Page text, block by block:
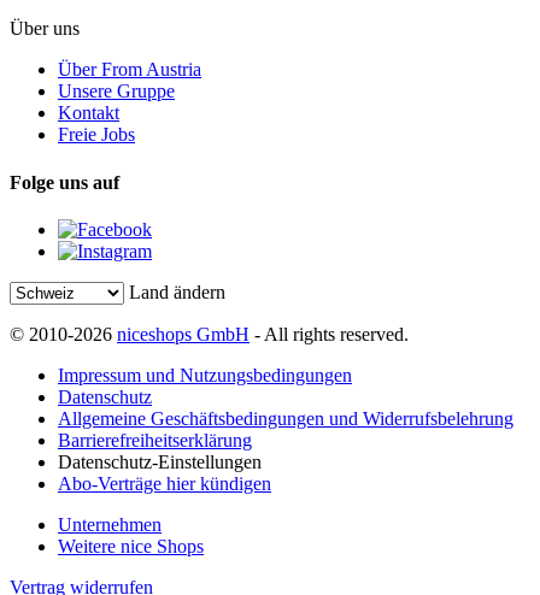
Über uns
Über From Austria
Unsere Gruppe
Kontakt
Freie Jobs
Folge uns auf
Land ändern
© 2010-2026 niceshops GmbH - All rights reserved.
Impressum und Nutzungsbedingungen
Datenschutz
Allgemeine Geschäftsbedingungen und Widerrufsbelehrung
Barrierefreiheitserklärung
Datenschutz-Einstellungen
Abo-Verträge hier kündigen
Unternehmen
Weitere nice Shops
Vertrag widerrufen